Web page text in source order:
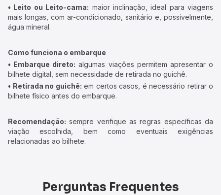
• Leito ou Leito-cama: maior inclinação, ideal para viagens
mais longas, com ar-condicionado, sanitário e, possivelmente,
água mineral.
Como funciona o embarque
• Embarque direto: algumas viações permitem apresentar o
bilhete digital, sem necessidade de retirada no guichê.
• Retirada no guichê: em certos casos, é necessário retirar o
bilhete físico antes do embarque.
Recomendação: sempre verifique as regras específicas da
viação escolhida, bem como eventuais exigências
relacionadas ao bilhete.
Perguntas Frequentes